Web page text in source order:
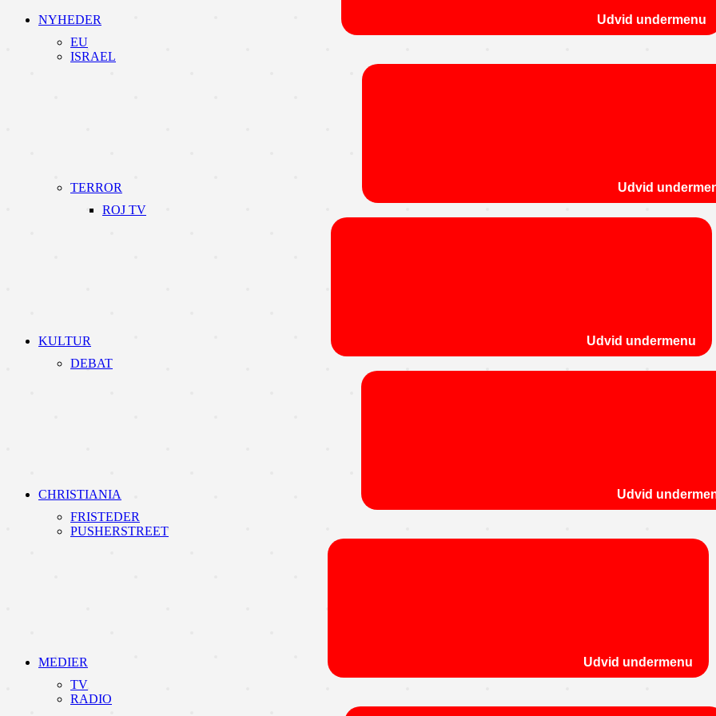
NYHEDER
Udvid undermenu
EU
ISRAEL
TERROR
Udvid
ROJ TV
KULTUR
Udvid undermenu
DEBAT
CHRISTIANIA
Udvid
FRISTEDER
PUSHERSTREET
MEDIER
Udvid undermenu
TV
RADIO